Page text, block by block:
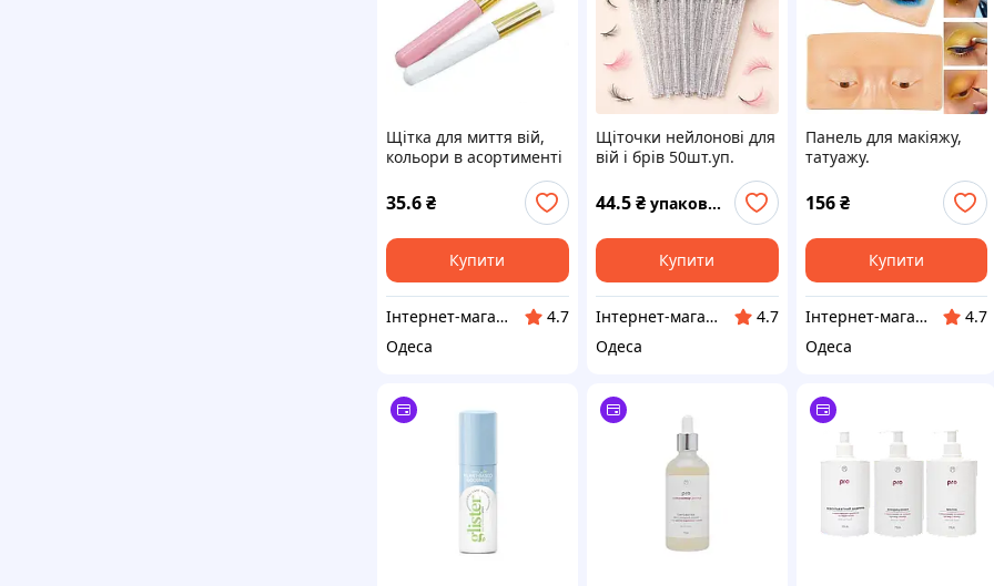
Щітка для миття вій,
кольори в асортименті
35.6₴
Купити
Інтернет-магазин Million Nails
4.7
Одеса
Щіточки нейлонові для
вій і брів 50шт.уп.
44.5₴ упаковка
Купити
Інтернет-магазин Million Nails
4.7
Одеса
Панель для макіяжу,
татуажу.
156 ₴
Купити
Інтернет-магазин Million Nails
4.7
Одеса